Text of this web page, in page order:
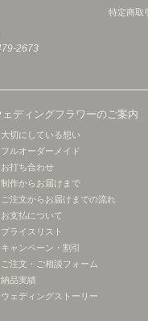
2673
特定商取
ェディングフラワーのご案内
大切にしている想い
フルオーダーメイド
お打ち合わせ
制作からお届けまで
ご注文からお届けまでの流れ
お支払について
プライスリスト
キャンペーン・割引
ご注文・ご相談フォーム
納品実績
ウェディングストーリー